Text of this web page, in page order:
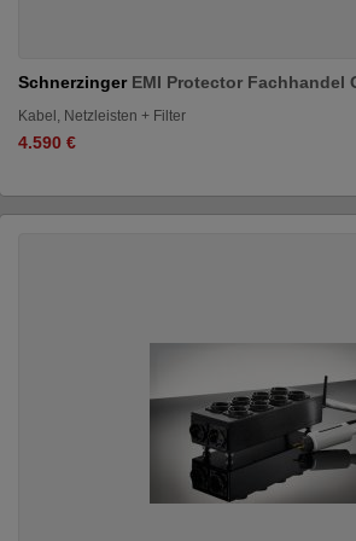
Schnerzinger EMI Protector Fachhandel
Kabel, Netzleisten + Filter
4.590 €